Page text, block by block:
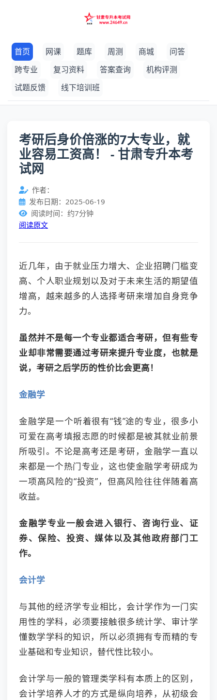
首页 网课 题库 周测 商城
问答
跨专业
复习资料 答案查询
机构评测
试题反馈
线下培训班
考研后身价倍涨的7大专业，就
业容易工资高！ - 甘肃专升本考
试网
作者：
发布日期：2025-06-19
阅读时间：约7分钟
阅读原文
近几年，由于就业压力增大、企业招聘门槛变
高、个人职业规划以及对于未来生活的期望值
增高，越来越多的人选择考研来增加自身竞争
力。
虽然并不是每一个专业都适合考研，但有些专
业却非常需要通过考研来提升专业度，也就是
说，考研之后学历的性价比会更高！
金融学
金融学是一个听着很有“钱”途的专业，很多小
可爱在高考填报志愿的时候都是被其就业前景
所吸引。不论是高考还是考研，金融学一直以
来都是一个热门专业，这也使金融学考研成为
一项高风险的“投资”，但高风险往往伴随着高
收益。
金融学专业一般会进入银行、咨询行业、证
券、保险、投资、媒体以及其他政府部门工
作。
会计学
与其他的经济学专业相比，会计学作为一门实
用性的学科，必须要接触很多统计学、审计学
懂数学学科的知识，所以必须拥有专而精的专
业基础和专业知识，替代性比较小。
会计学与一般的管理类学科有本质上的区别，
会计学培养人才的方式是纵向培养，从初级会